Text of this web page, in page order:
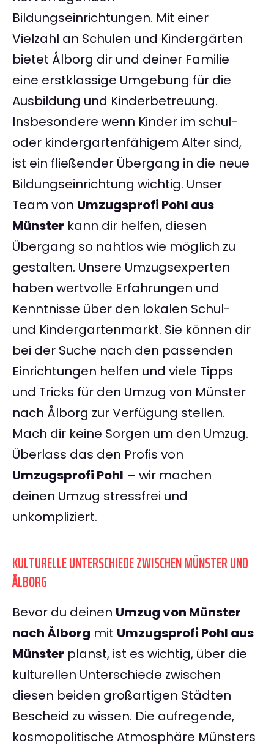
Bildungseinrichtungen. Mit einer
Vielzahl an Schulen und Kindergärten
bietet Ålborg dir und deiner Familie
eine erstklassige Umgebung für die
Ausbildung und Kinderbetreuung.
Insbesondere wenn Kinder im schul-
oder kindergartenfähigem Alter sind,
ist ein fließender Übergang in die neue
Bildungseinrichtung wichtig. Unser
Team von Umzugsprofi Pohl aus
Münster kann dir helfen, diesen
Übergang so nahtlos wie möglich zu
gestalten. Unsere Umzugsexperten
haben wertvolle Erfahrungen und
Kenntnisse über den lokalen Schul-
und Kindergartenmarkt. Sie können dir
bei der Suche nach den passenden
Einrichtungen helfen und viele Tipps
und Tricks für den Umzug von Münster
nach Ålborg zur Verfügung stellen.
Mach dir keine Sorgen um den Umzug.
Überlass das den Profis von
Umzugsprofi Pohl – wir machen
deinen Umzug stressfrei und
unkompliziert.
KULTURELLE UNTERSCHIEDE ZWISCHEN MÜNSTER UND
ÅLBORG
Bevor du deinen Umzug von Münster
nach Ålborg mit Umzugsprofi Pohl aus
Münster planst, ist es wichtig, über die
kulturellen Unterschiede zwischen
diesen beiden großartigen Städten
Bescheid zu wissen. Die aufregende,
kosmopolitische Atmosphäre Münsters